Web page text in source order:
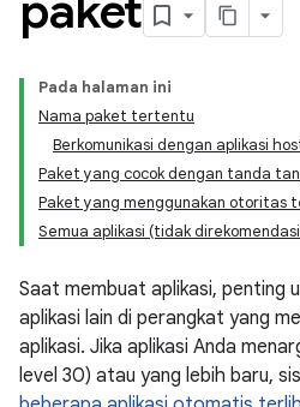
Pada halaman ini
Nama paket tertentu
Berkomunikasi dengan aplikasi
Paket yang cocok dengan tanda
Paket yang menggunakan otoritas
Semua aplikasi (tidak
Saat membuat aplikasi, penting
aplikasi lain di perangkat yang
aplikasi. Jika aplikasi Anda
level 30) atau yang lebih baru,